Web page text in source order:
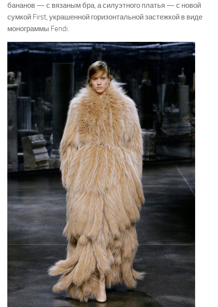
бананов — с вязаным бра, а силуэтного платья — с новой
сумкой First, украшенной горизонтальной застежкой в виде
монограммы Fendi.